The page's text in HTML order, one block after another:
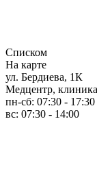
Списком
На карте
ул. Бердиева, 1К
Медцентр, клиника
пн-сб: 07:30 - 17:30
вс: 07:30 - 14:00